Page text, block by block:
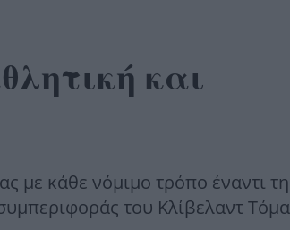
και
με κάθε νόμιμο τρόπο έναντι
του Κλίβελαντ